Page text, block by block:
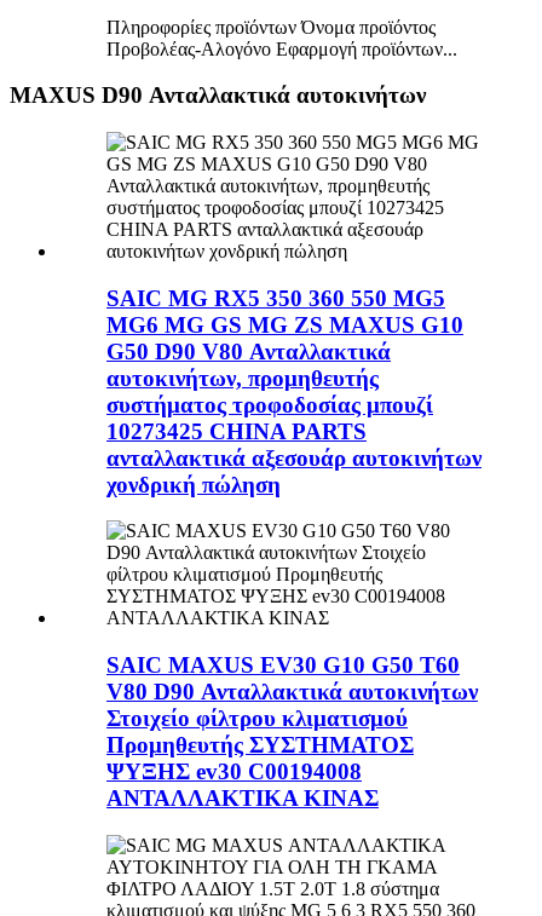
Πληροφορίες προϊόντων Όνομα προϊόντος
Προβολέας-Αλογόνο Εφαρμογή προϊόντων...
MAXUS D90 Ανταλλακτικά αυτοκινήτων
SAIC MG RX5 350 360 550 MG5
MG6 MG GS MG ZS MAXUS G10
G50 D90 V80 Ανταλλακτικά
αυτοκινήτων, προμηθευτής
συστήματος τροφοδοσίας μπουζί
10273425 CHINA PARTS
ανταλλακτικά αξεσουάρ αυτοκινήτων
χονδρική πώληση
SAIC MAXUS EV30 G10 G50 T60
V80 D90 Ανταλλακτικά αυτοκινήτων
Στοιχείο φίλτρου κλιματισμού
Προμηθευτής ΣΥΣΤΗΜΑΤΟΣ
ΨΥΞΗΣ ev30 C00194008
ΑΝΤΑΛΛΑΚΤΙΚΑ ΚΙΝΑΣ